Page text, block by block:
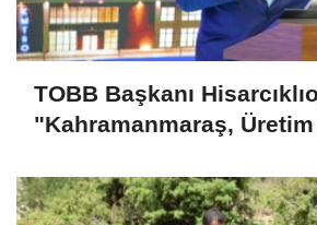
TOBB Başkanı
"Kahramanmaraş,
Şehirlerinden Birisidir"